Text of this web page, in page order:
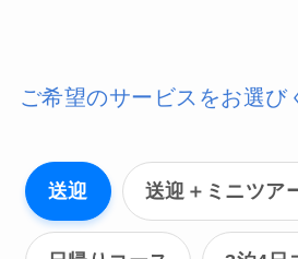
ご希望のサービスをお選び
送迎 送迎＋ミニツア